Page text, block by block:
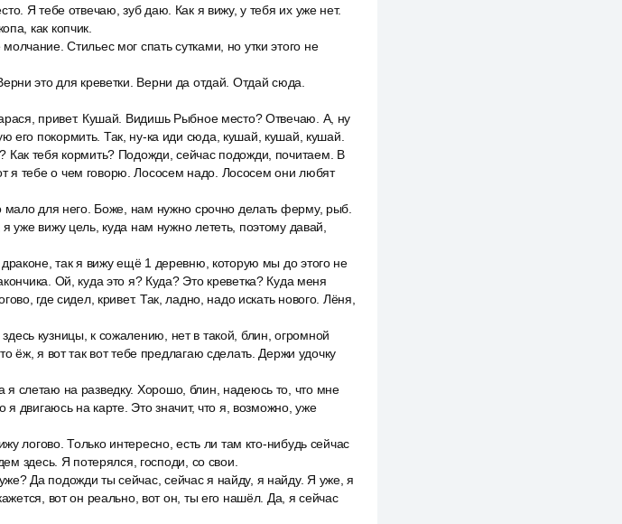
Я тебе отвечаю, зуб даю. Как я вижу, у тебя их уже нет.
как копчик.
Стильес мог спать сутками, но утки этого не
это для креветки. Верни да отдай. Отдай сюда.
привет. Кушай. Видишь Рыбное место? Отвечаю. А, ну
его покормить. Так, ну-ка иди сюда, кушай, кушай, кушай.
тебя кормить? Подожди, сейчас подожди, почитаем. В
я тебе о чем говорю. Лососем надо. Лососем они любят
мало для него. Боже, нам нужно срочно делать ферму, рыб.
вижу цель, куда нам нужно лететь, поэтому давай,
так я вижу ещё 1 деревню, которую мы до этого не
Ой, куда это я? Куда? Это креветка? Куда меня
где сидел, кривет. Так, ладно, надо искать нового. Лёня,
кузницы, к сожалению, нет в такой, блин, огромной
ёж, я вот так вот тебе предлагаю сделать. Держи удочку
слетаю на разведку. Хорошо, блин, надеюсь то, что мне
я двигаюсь на карте. Это значит, что я, возможно, уже
логово. Только интересно, есть ли там кто-нибудь сейчас
здесь. Я потерялся, господи, со свои.
Да подожди ты сейчас, сейчас я найду, я найду. Я уже, я
вот он реально, вот он, ты его нашёл. Да, я сейчас